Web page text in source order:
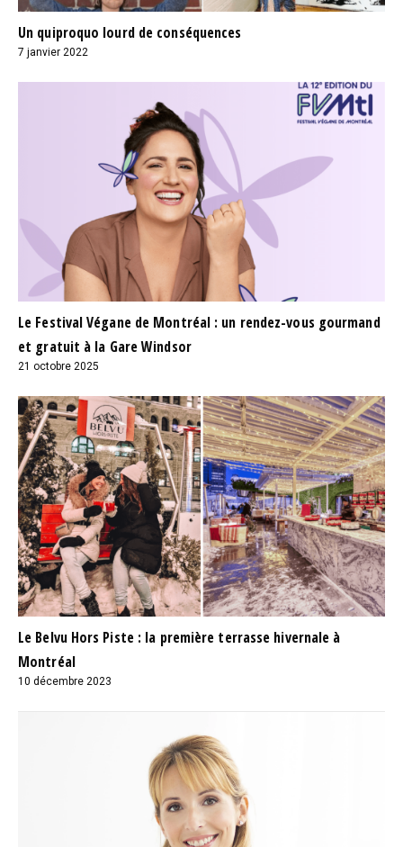
Un quiproquo lourd de conséquences
7 janvier 2022
Le Festival Végane de Montréal : un rendez-vous gourmand
et gratuit à la Gare Windsor
21 octobre 2025
Le Belvu Hors Piste : la première terrasse hivernale à
Montréal
10 décembre 2023